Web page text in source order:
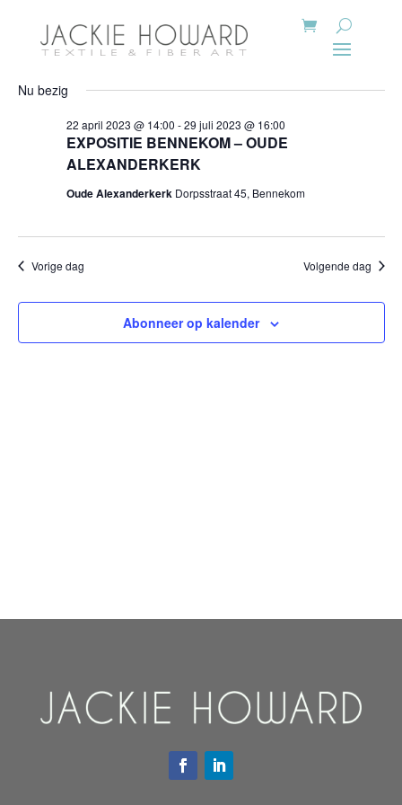
Nu bezig
EXPOSITIE BENNEKOM – OUDE
ALEXANDERKERK
22 april 2023 @ 14:00 -29 juli 2023 @ 16:00
Oude Alexanderkerk Dorpsstraat 45, Bennekom
Vorige dag Volgende dag
Abonneer op kalender